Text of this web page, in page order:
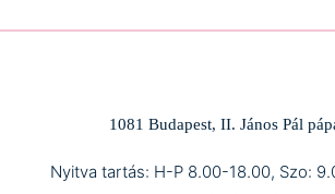
1081 Budapest, II. János Pál
Nyitva tartás: H-P 8.00-18.00, Szo: